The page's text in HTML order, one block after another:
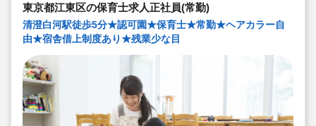
東京都江東区の保育士求人正社員(常勤)
清澄白河駅徒歩5分★認可園★保育士★常勤★ヘアカラー自
由★宿舎借上制度あり★残業少な目